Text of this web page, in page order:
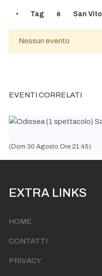
Tag è San Vito
Nessun evento
EVENTI CORRELATI
(Dom 30 Agosto Ore 21:45)
EXTRA LINKS
HOME
CONTATTI
PRIVACY